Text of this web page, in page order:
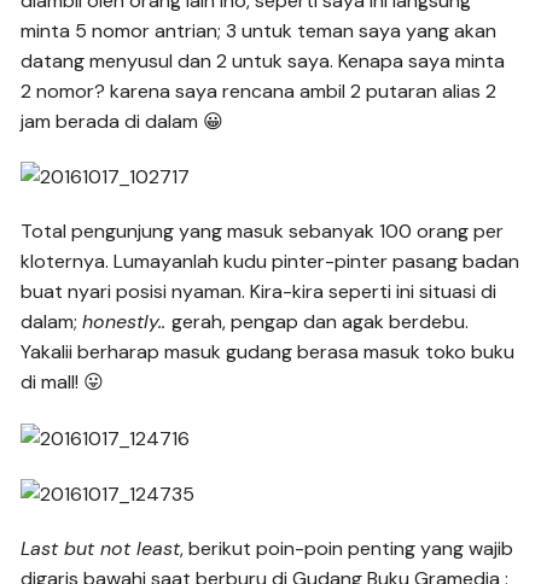
minta 5 nomor antrian; 3 untuk teman saya yang akan
datang menyusul dan 2 untuk saya. Kenapa saya minta
2 nomor? karena saya rencana ambil 2 putaran alias 2
jam berada di dalam 😀
Total pengunjung yang masuk sebanyak 100 orang per
kloternya. Lumayanlah kudu pinter-pinter pasang badan
buat nyari posisi nyaman. Kira-kira seperti ini situasi di
dalam;honestly..gerah, pengap dan agak berdebu.
Yakalii berharap masuk gudang berasa masuk toko buku
di mall! 😛
Last but not least, berikut poin-poin penting yang wajib